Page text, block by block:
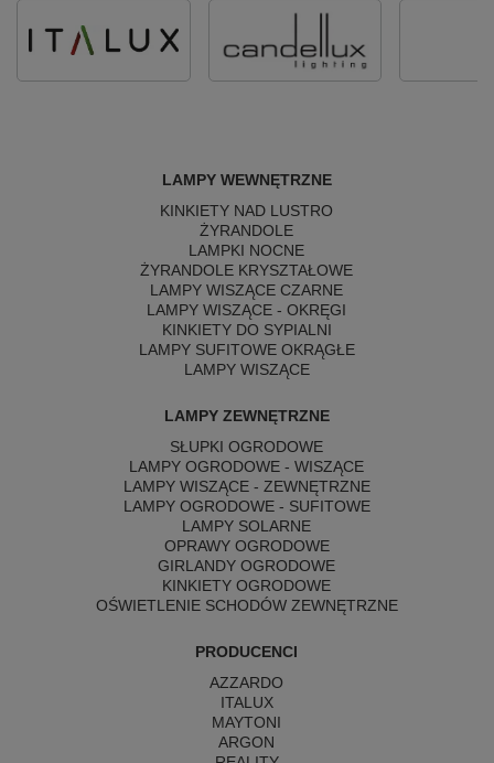
LAMPY WEWNĘTRZNE
KINKIETY NAD LUSTRO
ŻYRANDOLE
LAMPKI NOCNE
ŻYRANDOLE KRYSZTAŁOWE
LAMPY WISZĄCE CZARNE
LAMPY WISZĄCE - OKRĘGI
KINKIETY DO SYPIALNI
LAMPY SUFITOWE OKRĄGŁE
LAMPY WISZĄCE
LAMPY ZEWNĘTRZNE
SŁUPKI OGRODOWE
LAMPY OGRODOWE - WISZĄCE
LAMPY WISZĄCE - ZEWNĘTRZNE
LAMPY OGRODOWE - SUFITOWE
LAMPY SOLARNE
OPRAWY OGRODOWE
GIRLANDY OGRODOWE
KINKIETY OGRODOWE
OŚWIETLENIE SCHODÓW ZEWNĘTRZNE
PRODUCENCI
AZZARDO
ITALUX
MAYTONI
ARGON